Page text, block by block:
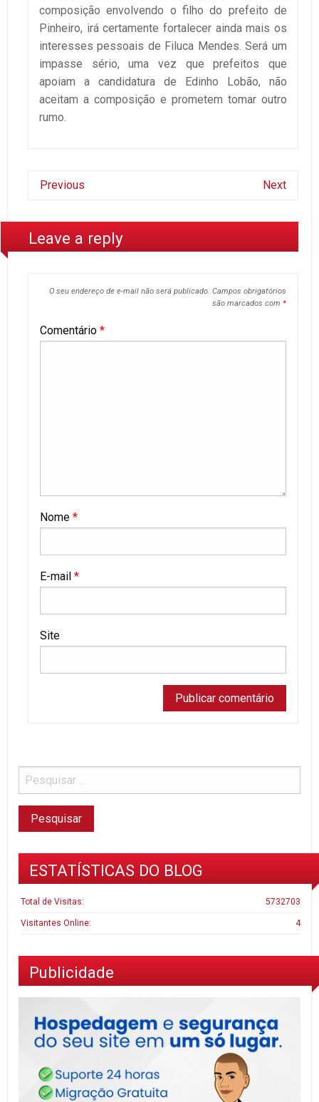
composição envolvendo o filho do prefeito de
Pinheiro, irá certamente fortalecer ainda mais os
interesses pessoais de Filuca Mendes. Será um
impasse sério, uma vez que prefeitos que
apoiam a candidatura de Edinho Lobão, não
aceitam a composição e prometem tomar outro
rumo.
Previous Next
Leave a reply
O seu endereço de e-mail não será publicado. Campos obrigatórios
são marcados com *
Comentário *
Nome *
E-mail *
Site
ESTATÍSTICAS DO BLOG
5732703
Total de Visitas:
4
Visitantes Online:
Publicidade